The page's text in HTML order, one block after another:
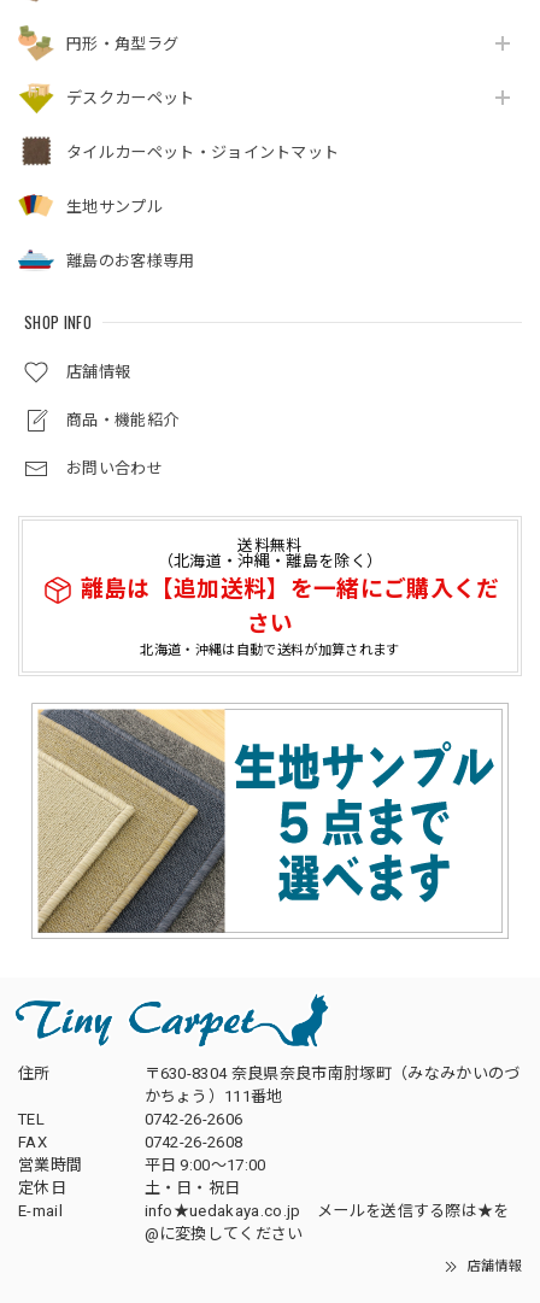
円形・角型ラグ
デスクカーペット
タイルカーペット・ジョイントマット
生地サンプル
離島のお客様専用
SHOP INFO
店舗情報
商品・機能紹介
お問い合わせ
送料無料
（北海道・沖縄・離島を除く）
離島は【追加送料】を一緒にご購入くだ
さい
北海道・沖縄は自動で送料が加算されます
住所
〒630-8304 奈良県奈良市南肘塚町（みなみかいのづ
かちょう）111番地
TEL
0742-26-2606
FAX
0742-26-2608
営業時間
平日 9:00～17:00
定休日
土・日・祝日
E-mail
info★uedakaya.co.jp メールを送信する際は★を
@に変換してください
店舗情報